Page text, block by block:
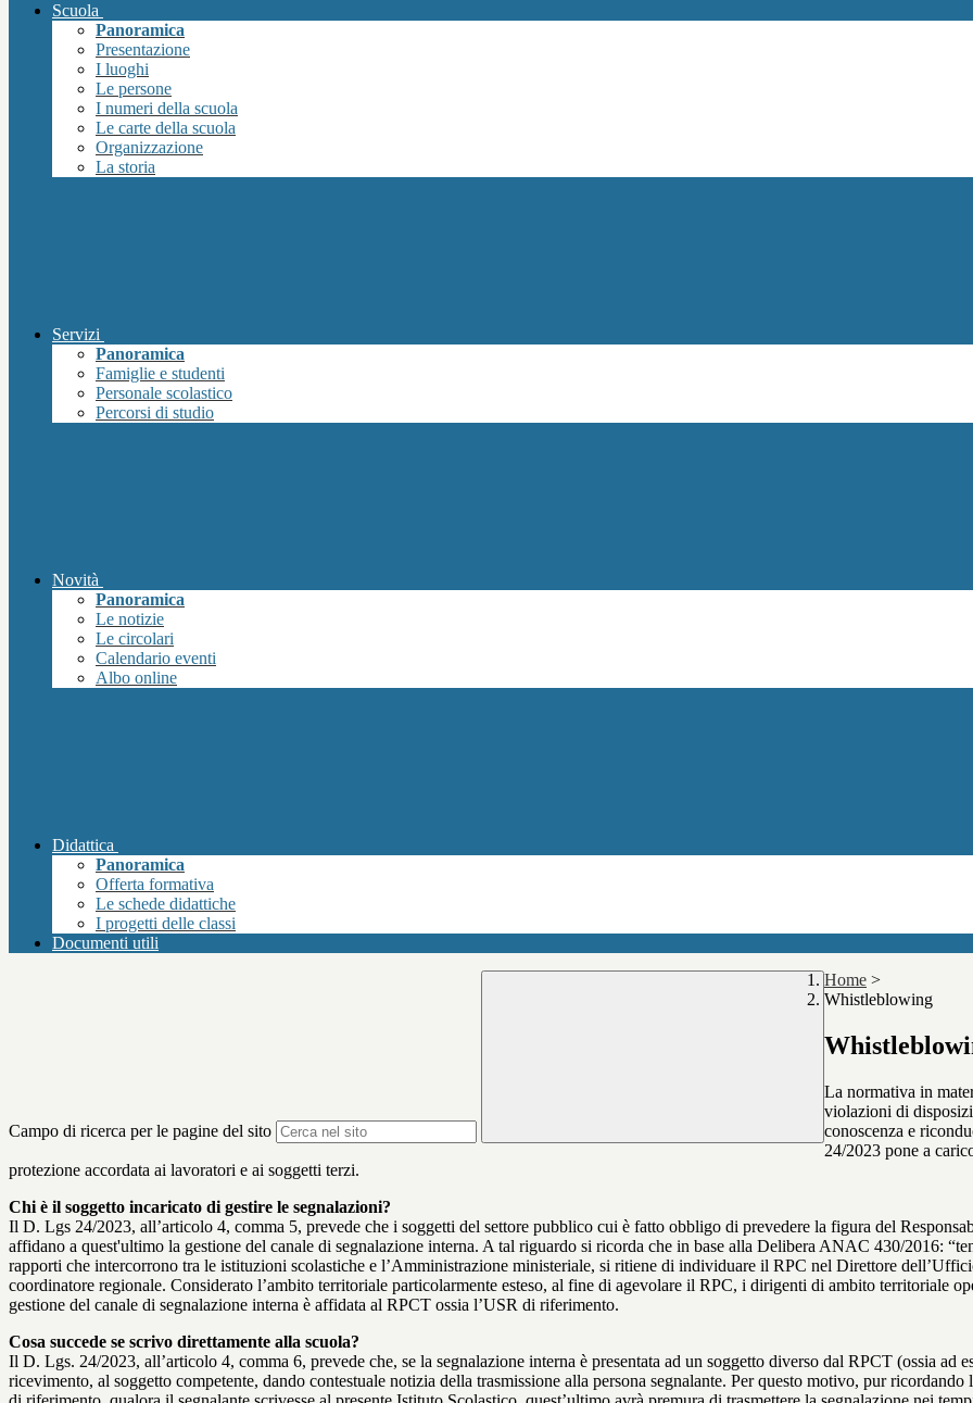
Scuola
Panoramica
Presentazione
I luoghi
Le persone
I numeri della scuola
Le carte della scuola
Organizzazione
La storia
Servizi
Panoramica
Famiglie e studenti
Personale scolastico
Percorsi di studio
Novità
Panoramica
Le notizie
Le circolari
Calendario eventi
Albo online
Didattica
Panoramica
Offerta formativa
Le schede didattiche
I progetti delle classi
Documenti utili
Campo di ricerca per le pagine del sito
Home >
Whistleblowing
La normativa in
violazioni di
conoscenza e
24/2023 pone a
protezione accordata ai lavoratori e ai soggetti terzi.
Chi è il soggetto incaricato di gestire le segnalazioni?
Il D. Lgs 24/2023, all’articolo 4, comma 5, prevede che i soggetti del settore pubblico cui è fatto obbligo di prevedere la figura del
affidano a quest'ultimo la gestione del canale di segnalazione interna. A tal riguardo si ricorda che in base alla Delibera ANAC 430/2016:
rapporti che intercorrono tra le istituzioni scolastiche e l’Amministrazione ministeriale, si ritiene di individuare il RPC nel Direttore
coordinatore regionale. Considerato l’ambito territoriale particolarmente esteso, al fine di agevolare il RPC, i dirigenti di ambito territoriale
gestione del canale di segnalazione interna è affidata al RPCT ossia l’USR di riferimento.
Cosa succede se scrivo direttamente alla scuola?
Il D. Lgs. 24/2023, all’articolo 4, comma 6, prevede che, se la segnalazione interna è presentata ad un soggetto diverso dal RPCT (ossia ad
ricevimento, al soggetto competente, dando contestuale notizia della trasmissione alla persona segnalante. Per questo motivo, pur